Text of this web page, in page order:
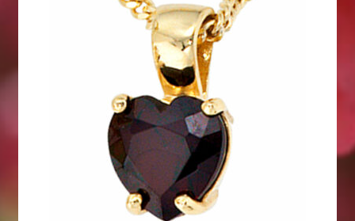
Woocommerce Predictive Search